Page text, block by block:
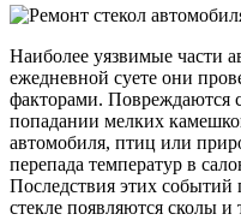
Наиболее уязвимые части
ежедневной суете они
факторами. Повреждаются
попадании мелких
автомобиля, птиц или
перепада температур в
Последствия этих событий
стекле появляются сколы